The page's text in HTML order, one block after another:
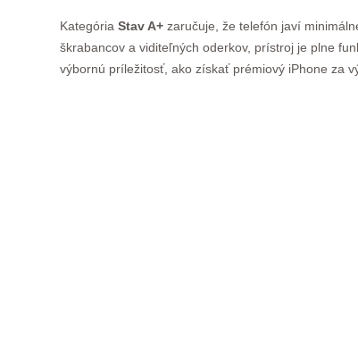
KategóriaStav A+ zaručuje, že telefón javí
škrabancov a viditeľných oderkov, prístroj je plne
výbornú príležitosť, ako získať prémiový iPhone za